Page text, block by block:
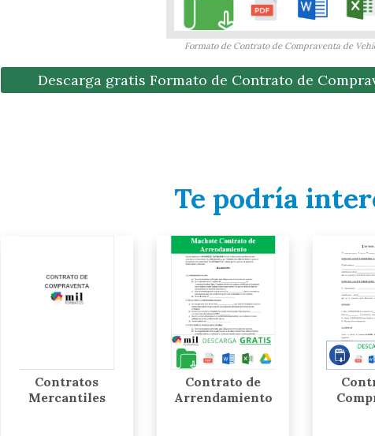
Formato de Contrato de Compraventa de
Descarga gratis Formato de Contrato de
Te podría
Contratos
Mercantiles
Contrato de
Arrendamiento